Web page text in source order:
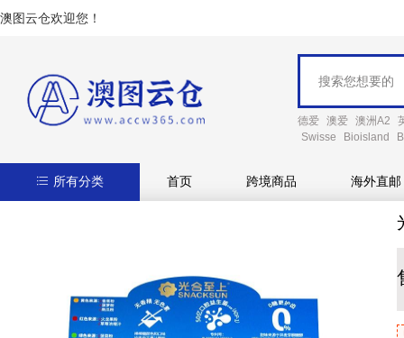
澳图云仓欢迎您！
德爱 澳爱 澳洲A2
Swisse
Bioisland
所有分类 首页 跨境商品 海外直邮